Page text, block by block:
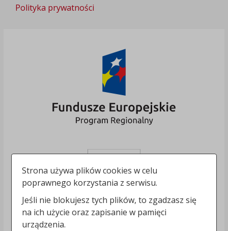
Polityka prywatności
Strona używa plików cookies w celu
poprawnego korzystania z serwisu.
Jeśli nie blokujesz tych plików, to zgadzasz się
na ich użycie oraz zapisanie w pamięci
urządzenia.